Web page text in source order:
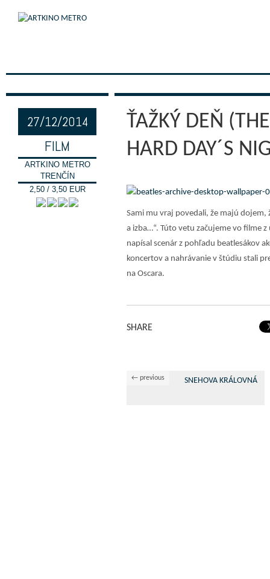
27/12/2014
FILM
ARTKINO METRO
TRENČÍN
2,50 / 3,50 EUR
ŤAŽKÝ DEŇ
HARD DAY´S
Sami mu vraj povedali, že majú dojem,
a izba…“. Túto vetu začujeme vo filme
napísal scenár z pohľadu beatlesákov
koncertov a nahrávanie v štúdiu stali
na Oscara.
SHARE
← previous SNEHOVA KRÁLOVNÁ